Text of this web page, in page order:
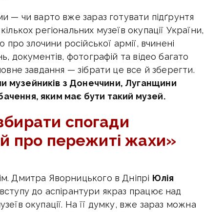
— чи варто вже зараз готувати підґрунтя
регіональних музеїв окупації України,
про злочини російської армії, вчинені
документів, фотографій та відео багато
завдання — зібрати це все й зберегти.
музейників з Донеччини, Луганщини
яким має бути такий музей.
спогади
про пережиті жахи»
Дмитра Яворницького в Дніпрі Юлія
до аспірантури якраз працює над
окупації. На її думку, вже зараз можна